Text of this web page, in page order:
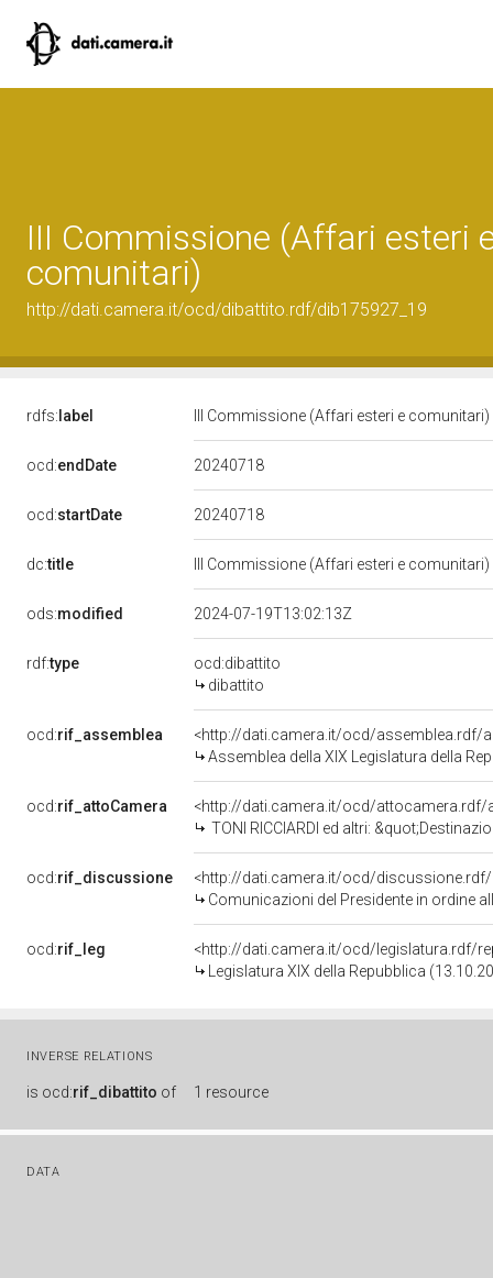
III Commissione (Affari esteri
comunitari)
http://dati.camera.it/ocd/dibattito.rdf/dib175927_19
rdfs: label III Commissione (Affari esteri e comunitari)
ocd:endDate 20240718
ocd:startDate 20240718
dc:title III Commissione (Affari esteri e comunitari)
ods:modified 2024-07-19T13:02:13Z
rdf:type
ocd:dibattito
dibattito
ocd:rif_assemblea
<http://dati.camera.it/ocd/assemblea.rdf/
Assemblea della XIX Legislatura della
ocd:rif_attoCamera
<http://dati.camera.it/ocd/attocamera.rdf/
TONI RICCIARDI ed altri: &quot;Destinazione agli uffici diplomatici e
ocd:rif_discussione
<http://dati.camera.it/ocd/discussione.rdf/
Comunicazioni del Presidente in ordine
ocd:rif_leg
<http://dati.camera.it/ocd/legislatura.rdf/
Legislatura XIX della Repubblica
INVERSE RELATIONS
is ocd:rif_dibattito of 1 resource
DATA